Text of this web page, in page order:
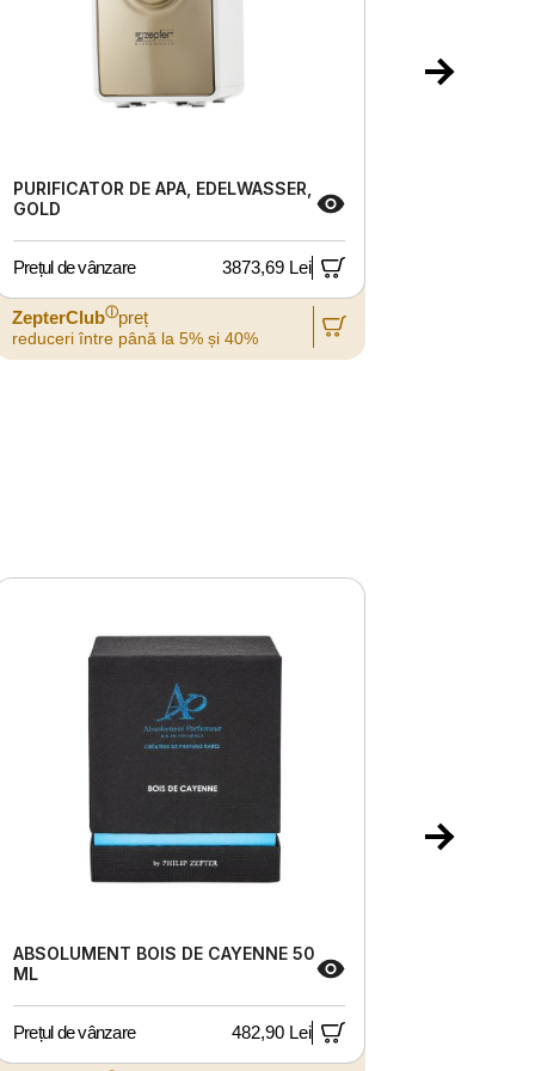
PURIFICATOR DE APA, EDELWASSER,
GOLD
Prețul de vânzare 3873,69 Lei
ZepterClubⓘpreț
reduceri între până la 5% și 40%
ABSOLUMENT BOIS DE CAYENNE 50
ML
Prețul de vânzare 482,90 Lei